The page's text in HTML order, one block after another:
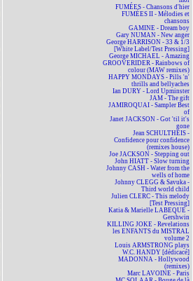
FUMÉES - Chansons d'hier
FUMÉES II - Mélodies et
chansons
GAMINE - Dream boy
Gary NUMAN - New anger
George HARRISON - 33 & 1/3
[White Label/Test Pressing]
George MICHAEL - Amazing
GROOVERIDER - Rainbows of
colour (MAW remixes)
HAPPY MONDAYS - Pills 'n'
thrills and bellyaches
Ian DURY - Lord Upminster
JAM - The gift
JAMIROQUAI - Sampler Best
of
Janet JACKSON - Got 'til it's
gone
Jean SCHULTHEIS -
Confidence pour confidence
(remixes house)
Joe JACKSON - Stepping out
John HIATT - Slow turning
Johnny CASH - Water from the
wells of home
Johnny CLEGG & Savuka -
Third world child
Julien CLERC - This melody
[Test Pressing]
Katia & Marielle LABEQUE -
Gershwin
KILLING JOKE - Revelations
les ENFANTS du MISTRAL
volume 2
Louis ARMSTRONG plays
W.C. HANDY [dédicacé]
MADONNA - Hollywood
(remixes)
Marc LAVOINE - Paris